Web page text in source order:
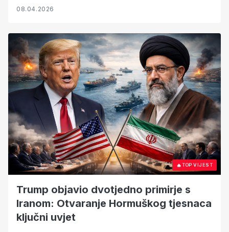
08.04.2026
🔥TOP VIJEST
Trump objavio dvotjedno primirje s
Iranom: Otvaranje Hormuškog tjesnaca
ključni uvjet